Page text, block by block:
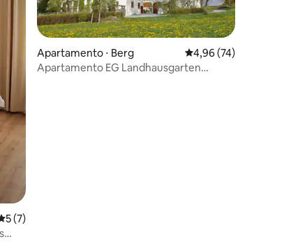
de uma avaliação média de 5, 7 avaliações
5 (7)
Apartamento ⋅ Berg 4,96 de uma
4,96 (74)
Apartamento EG Landhausgarten